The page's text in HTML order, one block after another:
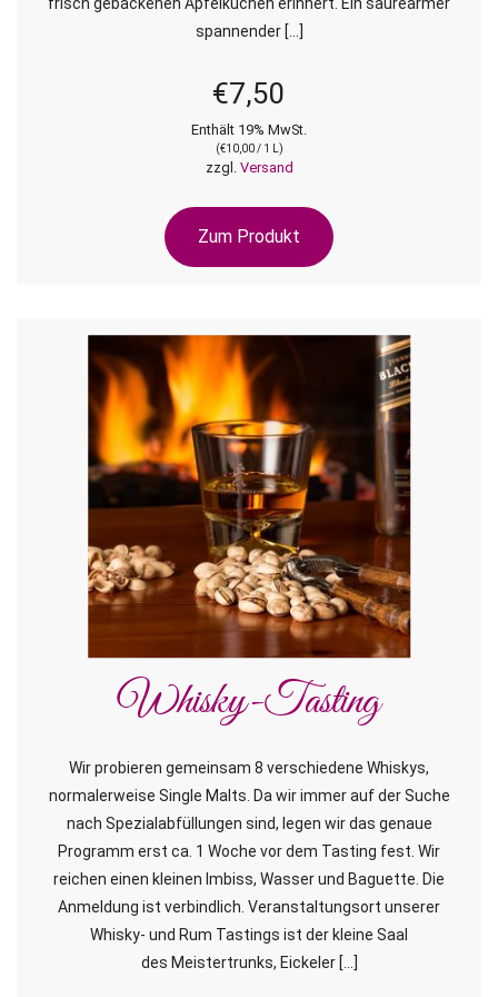
spannender […]
€7,50
Enthält 19% MwSt.
(€10,00/ 1 L)
zzgl. Versand
Zum Produkt
Whisky-Tasting
Wir probieren gemeinsam 8 verschiedene Whiskys,
normalerweise Single Malts. Da wir immer auf der Suche
nach Spezialabfüllungen sind, legen wir das genaue
Programm erst ca. 1 Woche vor dem Tasting fest. Wir
reichen einen kleinen Imbiss, Wasser und Baguette. Die
Anmeldung ist verbindlich. Veranstaltungsort unserer
Whisky- und Rum Tastings ist der kleine Saal
des Meistertrunks, Eickeler […]